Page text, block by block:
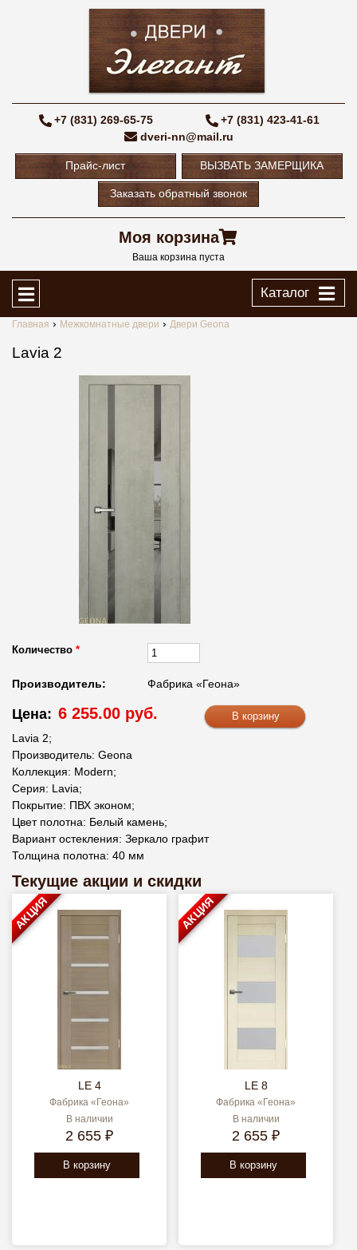
+7 (831) 269-65-75
+7 (831) 423-41-61
dveri-nn@mail.ru
Прайс-лист ВЫЗВАТЬ ЗАМЕРЩИКА
Заказать обратный звонок
Моя корзина
Ваша корзина пуста
Каталог
Главная Межкомнатные двери Двери Geona
Lavia 2
Количество *
Производитель: Фабрика «Геона»
Цена: 6 255.00 руб.
Lavia 2;
Производитель: Geona
Коллекция: Modern;
Серия: Lavia;
Покрытие: ПВХ эконом;
Цвет полотна: Белый камень;
Вариант остекления: Зеркало графит
Толщина полотна: 40 мм
Текущие акции и скидки
LE 4
Фабрика «Геона»
В наличии
2 655 ₽
В корзину
АКЦИЯ
LE 8
Фабрика «Геона»
В наличии
2 655 ₽
В корзину
АКЦИЯ